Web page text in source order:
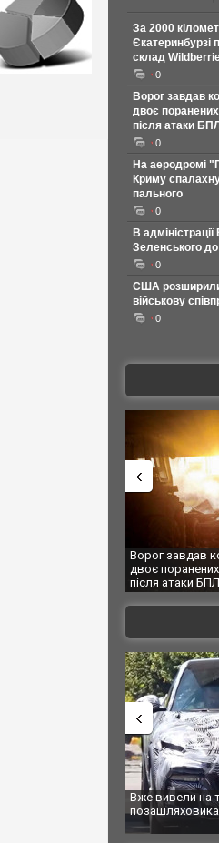
За 2000
Єкатеринбурзі
склад
0
Ворог завдав
двоє
після атаки
0
На аеродромі
Криму
пального
0
В
Зеленського до
0
США розширили
військову
0
Ворог завдав
двоє поранених. Ще
після атаки БПЛА по
Вже вивели на тести:
позашляховика